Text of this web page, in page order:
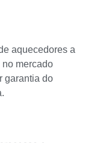
aquecedores a
mercado
garantia do